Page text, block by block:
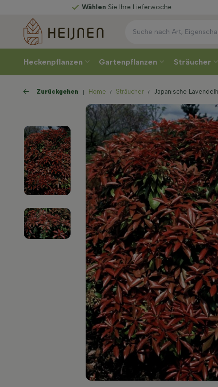
WählenSie Ihre Lieferwoche
Heckenpflanzen Gartenpflanzen Sträucher
Zurückgehen Home Sträucher Japanische